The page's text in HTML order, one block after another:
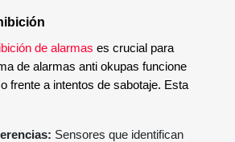
de alarmas es crucial para
de alarmas anti okupas funcione
frente a intentos de sabotaje. Esta
Sensores que identifican